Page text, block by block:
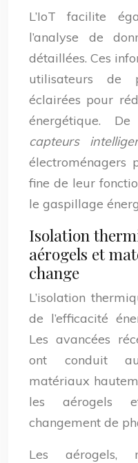
L’IoT facilite
l’analyse de
détaillées. Ces
utilisateurs de
éclairées pour
énergétique.
capteurs
électroménagers
fine de leur
le gaspillage
Isolation
aérogels et
change
L’isolation
de l’efficacité
Les avancées
ont conduit
matériaux
les aérogels
changement de
Les aérogels,